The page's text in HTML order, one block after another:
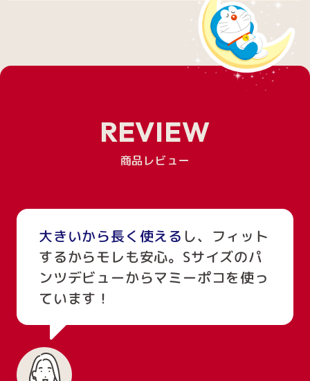
REVIEW
商品レビュー
大きいから長く使える し、フィット
するからモレも安心。Sサイズのパ
ンツデビューからマミーポコを使っ
ています！